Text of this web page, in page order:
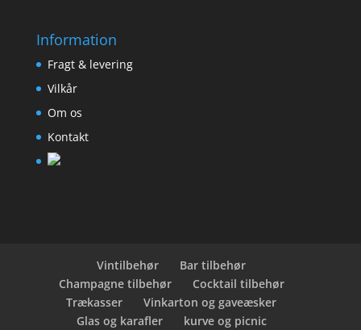
Information
Fragt & levering
Vilkår
Om os
Kontakt
Vintilbehør
Bar tilbehør
Champagne tilbehør
Cocktail tilbehør
Trækasser
Vinkarton og gaveæsker
Glas og karafler
kurve og picnic